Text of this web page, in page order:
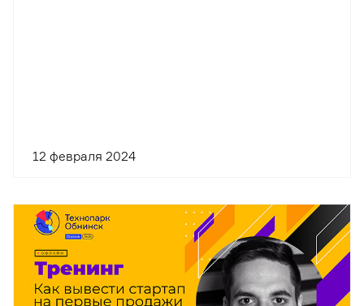
12 февраля 2024